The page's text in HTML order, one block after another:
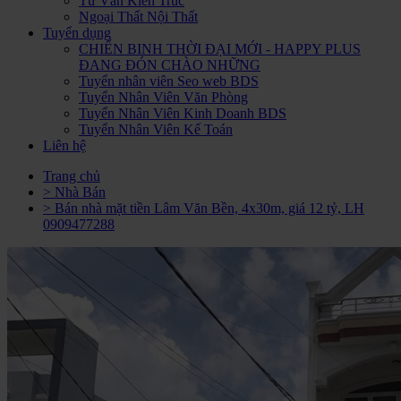
Ngoại Thất Nội Thất
Tuyển dụng
CHIẾN BINH THỜI ĐẠI MỚI - HAPPY PLUS
ĐANG ĐÓN CHÀO NHỮNG
Tuyển nhân viên Seo web BDS
Tuyển Nhân Viên Văn Phòng
Tuyển Nhân Viên Kinh Doanh BDS
Tuyển Nhân Viên Kế Toán
Liên hệ
Trang chủ
> Nhà Bán
> Bán nhà mặt tiền Lâm Văn Bền, 4x30m, giá 12 tỷ, LH
0909477288